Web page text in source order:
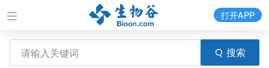
搜索
打开APP